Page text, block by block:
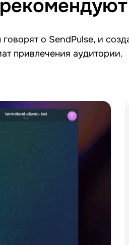
о SendPulse, и
привлечения аудитории.